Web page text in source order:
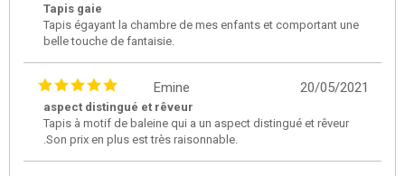
Tapis gaie
Tapis égayant la chambre de mes enfants et comportant une
belle touche de fantaisie.
20/05/2021
Emine
aspect distingué et rêveur
Tapis à motif de baleine qui a un aspect distingué et rêveur
.Son prix en plus est très raisonnable.